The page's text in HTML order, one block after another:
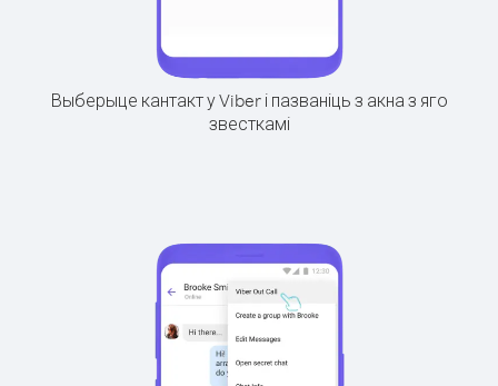
Выберыце кантакт у Viber і пазваніць з акна з яго
звесткамі